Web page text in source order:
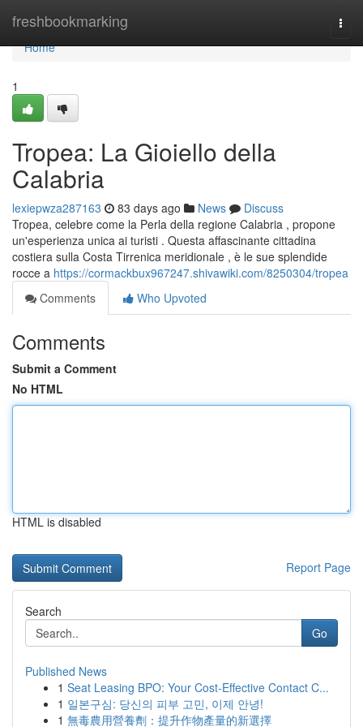
freshbookmarking
Home
Home
1
Tropea: La Gioiello della
Calabria
lexiepwza287163 83 days ago News
Discuss
Tropea, celebre come la Perla della regione Calabria , propone
un'esperienza unica ai turisti . Questa affascinante cittadina
costiera sulla Costa Tirrenica meridionale , è le sue splendide
rocce a https://cormackbux967247.shivawiki.com/8250304/tropea
Comments
Who Upvoted
Comments
Submit a Comment
No HTML
HTML is disabled
Report Page
Search
Go
Published News
1 Seat Leasing BPO: Your Cost-Effective Contact C...
1 일본구심: 당신의 피부 고민, 이제 안녕!
1 無毒農用營養劑：提升作物產量的新選擇